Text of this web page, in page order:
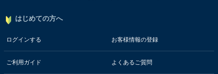
はじめての方へ
ログインする お客様情報の登録
ご利用ガイド よくあるご質問